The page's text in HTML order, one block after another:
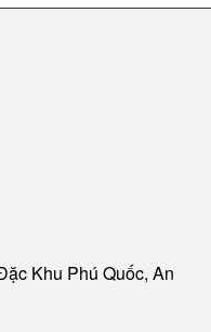
Khu Phú Quốc, An